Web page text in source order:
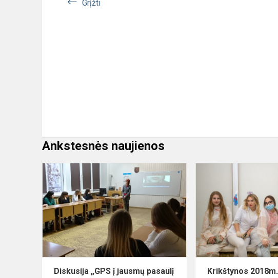
Grįžti
Ankstesnės naujienos
jausmų
pasaulį
jauniems:
kaip
nepasiklysti...
Diskusija „GPS į jausmų pasaulį
Krikštynos 2018m.